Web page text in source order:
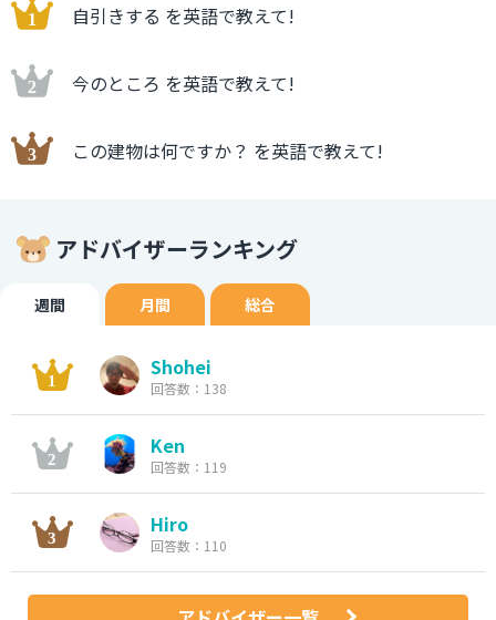
自引きする を英語で教えて!
今のところ を英語で教えて!
この建物は何ですか？ を英語で教えて!
アドバイザーランキング
週間 月間 総合
Shohei
回答数：138
Ken
回答数：119
Hiro
回答数：110